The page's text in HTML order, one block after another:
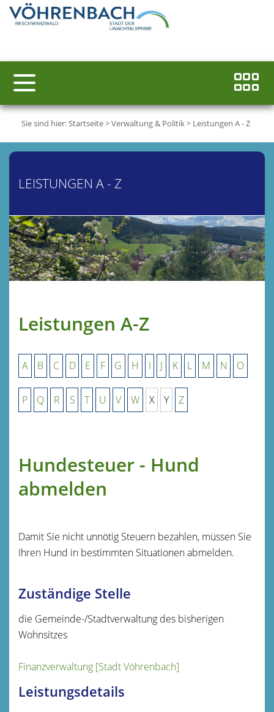
Sie sind hier:Startseite>Verwaltung & Politik> Leistungen A - Z
LEISTUNGEN A - Z
Leistungen A-Z
A B C D E F G H I J K L M N O
P Q R S T U V W X Y Z
Hundesteuer - Hund
abmelden
Damit Sie nicht unnötig Steuern bezahlen, müssen Sie
Ihren Hund in bestimmten Situationen abmelden.
Zuständige Stelle
die Gemeinde-/Stadtverwaltung des bisherigen
Wohnsitzes
Finanzverwaltung [Stadt Vöhrenbach]
Leistungsdetails